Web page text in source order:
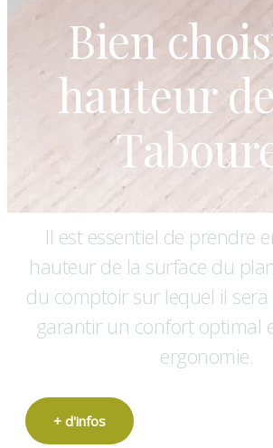
Bien
hauteur
Il est essentiel de prendre
hauteur de la surface du
du comptoir sur lequel il
garantir un confort optimal
ergonomie.
+ d'infos